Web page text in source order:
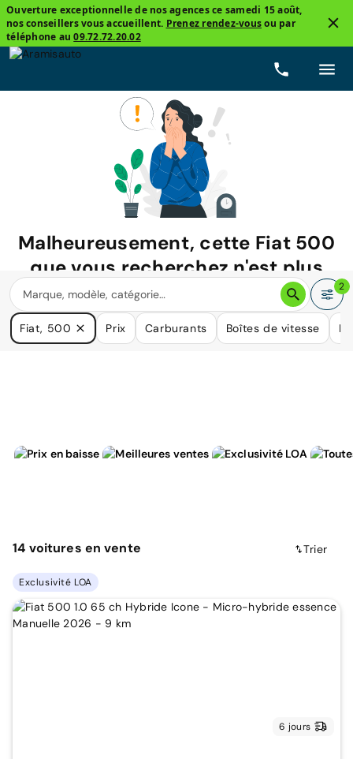
Ouverture exceptionnelle de nos agences ce samedi 15 août,
nos conseillers vous accueillent. Prenez rendez-vousou par
téléphone au09.72.72.20.02
Malheureusement, cette Fiat 500
que vous recherchez n'est plus
disponible.
Nous avons de nombreuses voitures qui pourraient répondre
à vos besoins.
2
Fiat, 500 Prix Carburants Boîtes de vitesse
14 voitures en vente Trier
Exclusivité LOA
6 jours